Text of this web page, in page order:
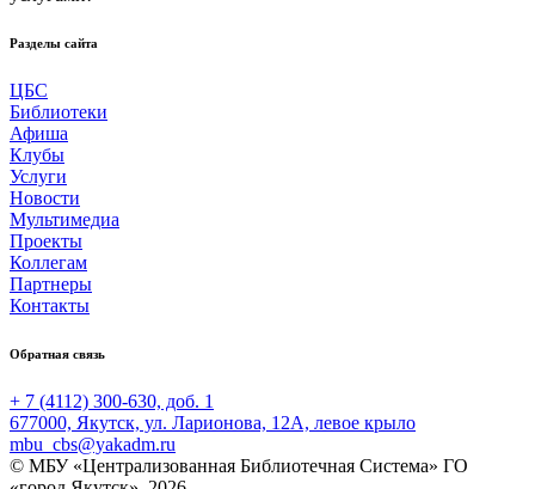
Разделы сайта
ЦБС
Библиотеки
Афиша
Клубы
Услуги
Новости
Мультимедиа
Проекты
Коллегам
Партнеры
Контакты
Обратная связь
+ 7 (4112) 300-630, доб. 1
677000, Якутск, ул. Ларионова, 12А, левое крыло
mbu_cbs@yakadm.ru
© МБУ «Централизованная Библиотечная Система» ГО